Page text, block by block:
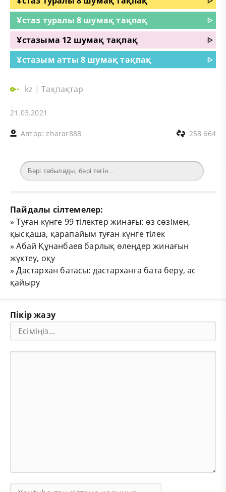
Ұстаз туралы 8 шумақ тақпақ
ᐈ
Ұстазыма 12 шумақ тақпақ
ᐈ
Ұстазым атты 8 шумақ тақпақ
ᐈ
kz |Тақпақтар
21.03.2021
Автор: zharar888 258 664
Пайдалы сілтемелер:
»Туған күнге 99 тілектер жинағы: өз сөзімен,
қысқаша, қарапайым туған күнге тілек
»Абай Құнанбаев барлық өлеңдер жинағын
жүктеу, оқу
»Дастархан батасы: дастарханға бата беру, ас
қайыру
Пікір жазу